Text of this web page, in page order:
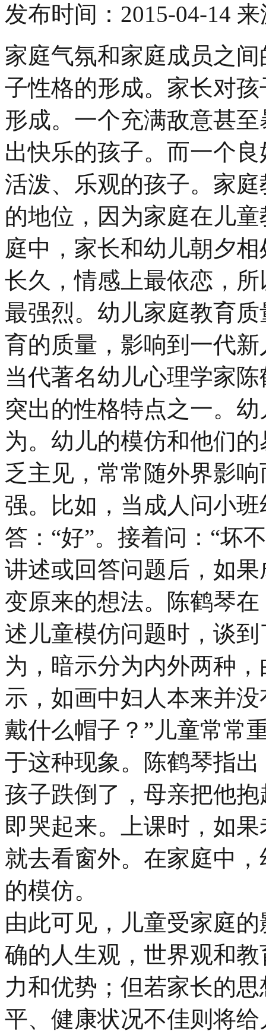
发布时间： 2015-04-14 来
家庭气氛和家庭成员之
子性格的形成。家长对
形成。一个充满敌意甚
出快乐的孩子。而一个
活泼、乐观的孩子。家
的地位，因为家庭在儿
庭中，家长和幼儿朝夕
长久，情感上最依恋，
最强烈。幼儿家庭教育
育的质量，影响到一代
当代著名幼儿心理学家
突出的性格特点之一。
为。幼儿的模仿和他们
乏主见，常常随外界影
强。比如，当成人问小
答：“好”。接着问：“坏
讲述或回答问题后，如
变原来的想法。陈鹤琴
述儿童模仿问题时，谈
为，暗示分为内外两种
示，如画中妇人本来并
戴什么帽子？”儿童常常
于这种现象。陈鹤琴指
孩子跌倒了，母亲把他
即哭起来。上课时，如
就去看窗外。在家庭中
的模仿。
由此可见，儿童受家庭
确的人生观，世界观和
力和优势；但若家长的
平、健康状况不佳则将